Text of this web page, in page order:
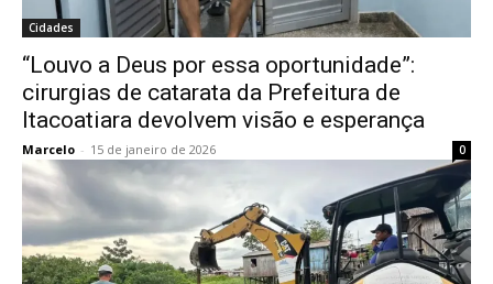
Cidades
“Louvo a Deus por essa oportunidade”:
cirurgias de catarata da Prefeitura de
Itacoatiara devolvem visão e esperança
Marcelo - 15 de janeiro de 2026 0